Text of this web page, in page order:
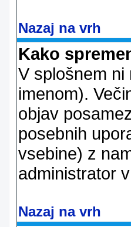
Nazaj na vrh
Kako
V splošnem ni
imenom).
objav
posebnih
vsebine) z
administrator
Nazaj na vrh